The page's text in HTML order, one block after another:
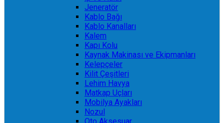
Jeneratör
Kablo Bağı
Kablo Kanalları
Kalem
Kapı Kolu
Kaynak Makinası ve Ekipmanları
Kelepçeler
Kilit Çeşitleri
Lehim Havya
Matkap Uçları
Mobilya Ayakları
Nozul